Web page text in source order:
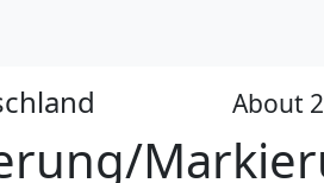
About